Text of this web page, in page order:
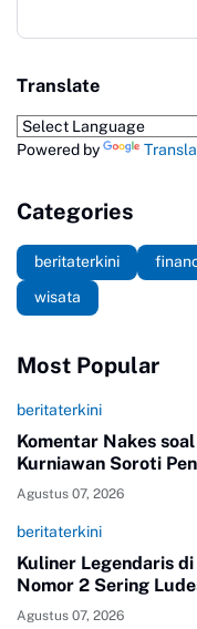
Translate
Powered by
Categories
beritaterkini
wisata
Most Popular
beritaterkini
Komentar Nakes
Kurniawan Soroti
Agustus 07, 2026
beritaterkini
Kuliner Legendaris
Nomor 2 Sering
Agustus 07, 2026